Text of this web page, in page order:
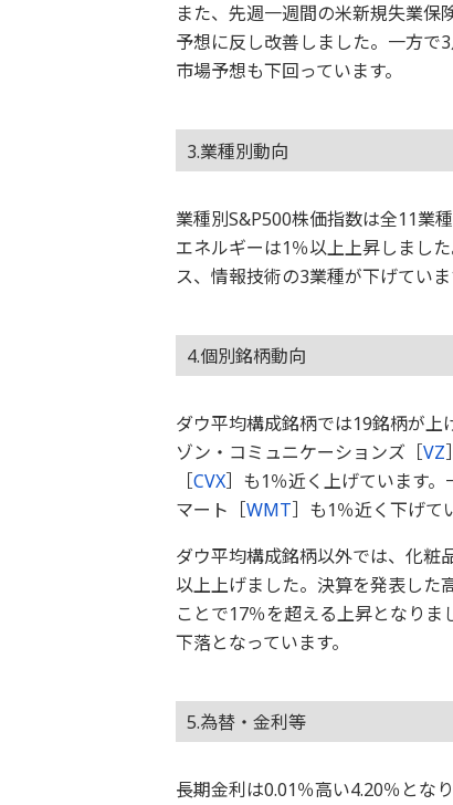
また、先週一週間の米新規失業保
予想に反し改善しました。一方で
市場予想も下回っています。
3.業種別動向
業種別S&P500株価指数は全11業
エネルギーは1％以上上昇しまし
ス、情報技術の3業種が下げていま
4.個別銘柄動向
ダウ平均構成銘柄では19銘柄が上
ゾン・コミュニケーションズ［VZ
［CVX］も1％近く上げています
マート［WMT］も1％近く下げて
ダウ平均構成銘柄以外では、化粧
以上上げました。決算を発表した
ことで17％を超える上昇となりま
下落となっています。
5.為替・金利等
長期金利は0.01％高い4.20％とな